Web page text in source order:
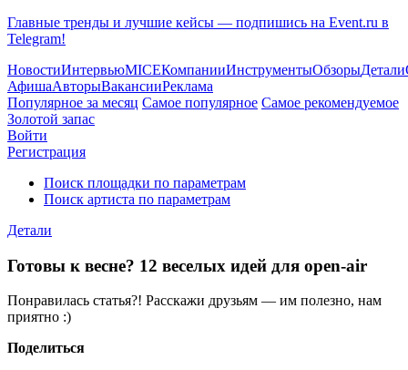
Главные тренды и лучшие кейсы — подпишись на Event.ru в
Telegram!
НовостиИнтервьюMICEКомпанииИнструментыОбзорыДетали
АфишаАвторыВакансииРеклама
Популярное за месяц Самое популярное Самое рекомендуемое
Золотой запас
Войти
Регистрация
Поиск площадки по параметрам
Поиск артиста по параметрам
Детали
Готовы к весне? 12 веселых идей для open-air
Понравилась статья?! Расскажи друзьям — им полезно, нам
приятно :)
Поделиться